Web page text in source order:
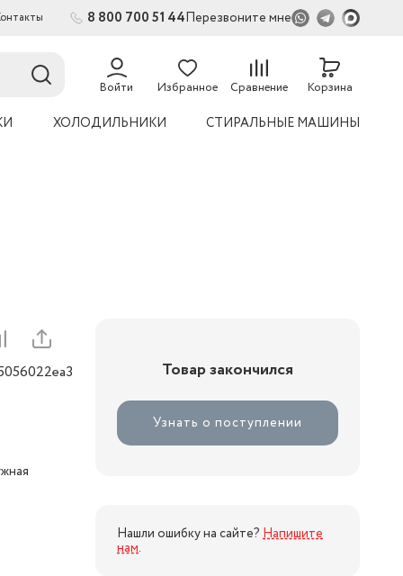
8 800 700 51 44Перезвоните мне
Войти Избранное Сравнение
54
Корзина
ХОЛОДИЛЬНИКИ СТИРАЛЬНЫЕ МАШИНЫ
Товар закончился
Узнать о поступлении
Нашли ошибку на сайте? Напишите
нам.